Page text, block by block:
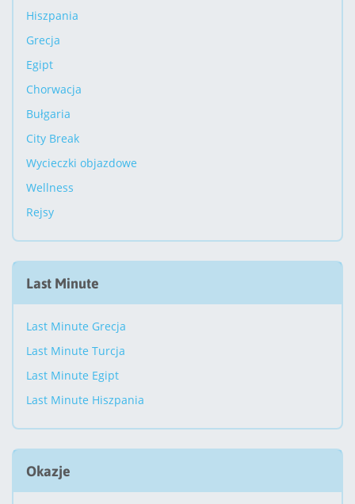
Hiszpania
Grecja
Egipt
Chorwacja
Bułgaria
City Break
Wycieczki objazdowe
Wellness
Rejsy
Last Minute
Last Minute Grecja
Last Minute Turcja
Last Minute Egipt
Last Minute Hiszpania
Okazje